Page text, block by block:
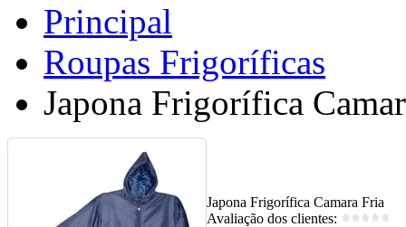
Principal
Roupas Frigoríficas
Japona Frigorífica
Japona Frigorífica Camara Fria
Avaliação dos clientes: